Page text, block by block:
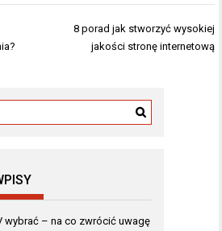
8 porad jak stworzyć wysokiej
jakości stronę internetową
wybrać – na co zwrócić uwagę